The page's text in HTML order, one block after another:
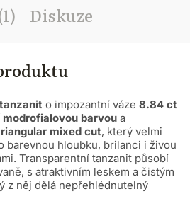
Diskuze
o impozantní váze 8.84 ct
barvou a
mixed cut, který velmi
barevnou hloubku, brilanci i živou
Transparentní tanzanit působí
s atraktivním leskem a čistým
z něj dělá nepřehlédnutelný